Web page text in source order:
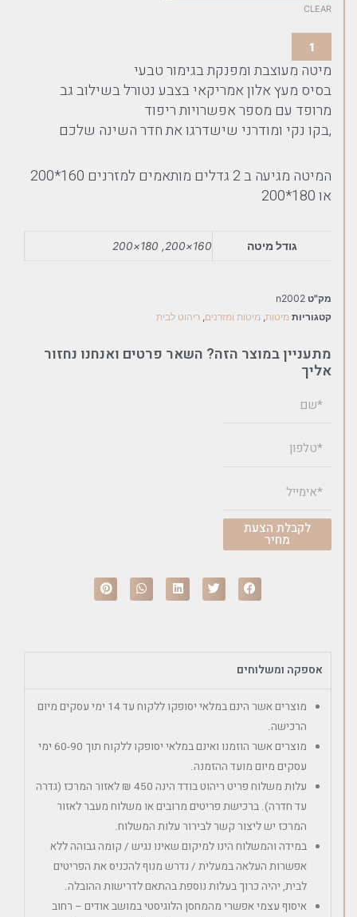
CLEAR
מיטה מעוצבת ומפנקת בגימור טבעי
בסיס מעץ אלון אמריקאי בצבע נטורל בשילוב גב
מרופד עם מספר אפשרויות ריפוד
,בקו נקי ומודרני שישדרגו את חדר השינה שלכם
המיטה מגיעה ב 2 גדלים מותאמים למזרנים 160*200
או 180*200
גודל מיטה 160×200, 180×200
מק"ט n2002
קטגוריות מיטות, מיטות ומזרנים, ריהוט לבית
מתעניין במוצר הזה? השאר פרטים ואנחנו נחזור
אליך
לקבלת הצעת
מחיר
אספקה ומשלוחים
מוצרים אשר הינם במלאי יסופקו ללקוח עד 14 ימי עסקים מיום
הרכישה.
מוצרים אשר הוזמנו ואינם במלאי יסופקו ללקוח תוך 60-90 ימי
עסקים מיום מועד ההזמנה.
עלות משלוח פריט ריהוט בודד הינה 450 ₪ לאזור המרכז (גדרה
עד חדרה). ברכישת פריטים מרובים או משלוח מעבר לאזור
המרכז יש ליצור קשר לבירור עלות המשלוח.
במידה והמשלוח הינו למיקום שאינו נגיש / קומה גבוהה ללא
אפשרות העלאה במעלית / נדרש מנוף להכניס את הפריטים
לבית, יהיה כרוך בעלות נוספת בהתאם לדרישות ההובלה.
איסוף עצמי אפשרי מהמחסן הלוגיסטי במושב אודים – רחוב